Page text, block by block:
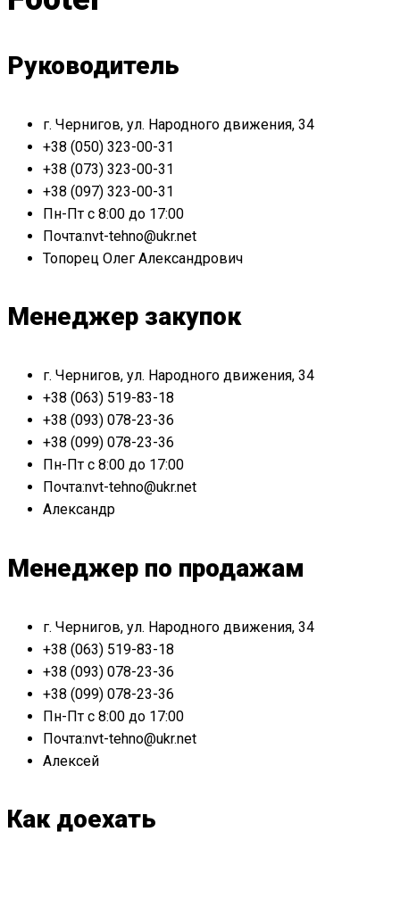
Руководитель
г. Чернигов, ул. Народного движения, 34
+38 (050) 323-00-31
+38 (073) 323-00-31
+38 (097) 323-00-31
Пн-Пт с 8:00 до 17:00
Почта:nvt-tehno@ukr.net
Топорец Олег Александрович
Менеджер закупок
г. Чернигов, ул. Народного движения, 34
+38 (063) 519-83-18
+38 (093) 078-23-36
+38 (099) 078-23-36
Пн-Пт с 8:00 до 17:00
Почта:nvt-tehno@ukr.net
Александр
Менеджер по продажам
г. Чернигов, ул. Народного движения, 34
+38 (063) 519-83-18
+38 (093) 078-23-36
+38 (099) 078-23-36
Пн-Пт с 8:00 до 17:00
Почта:nvt-tehno@ukr.net
Алексей
Как доехать